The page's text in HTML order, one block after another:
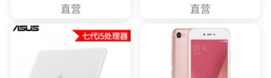
直营 直营